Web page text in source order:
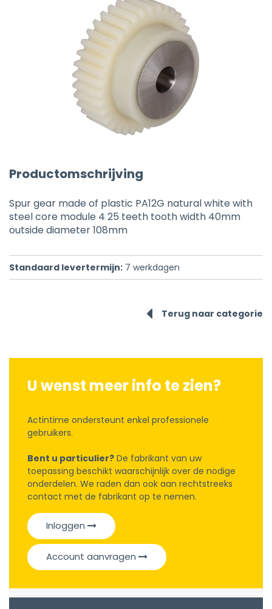
Productomschrijving
Spur gear made of plastic PA12G natural white with
steel core module 4 25 teeth tooth width 40mm
outside diameter 108mm
Standaard levertermijn: 7 werkdagen
Terug naar categorie
U wenst meer info te zien?
Actintime ondersteunt enkel professionele
gebruikers.
Bent u particulier? De fabrikant van uw
toepassing beschikt waarschijnlijk over de nodige
onderdelen. We raden dan ook aan rechtstreeks
contact met de fabrikant op te nemen.
Inloggen
Account aanvragen